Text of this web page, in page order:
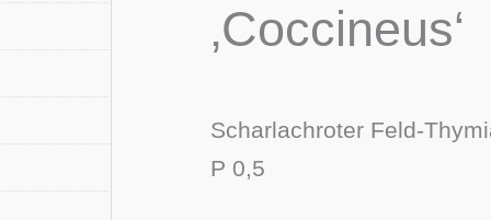
‚Coccineus‘
Scharlachroter Feld-
P 0,5